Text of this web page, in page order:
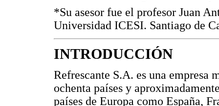
*Su asesor fue el profesor Juan
Universidad ICESI. Santiago de
INTRODUCCIÓN
Refrescante S.A. es una empresa
ochenta países y
países de Europa como España,